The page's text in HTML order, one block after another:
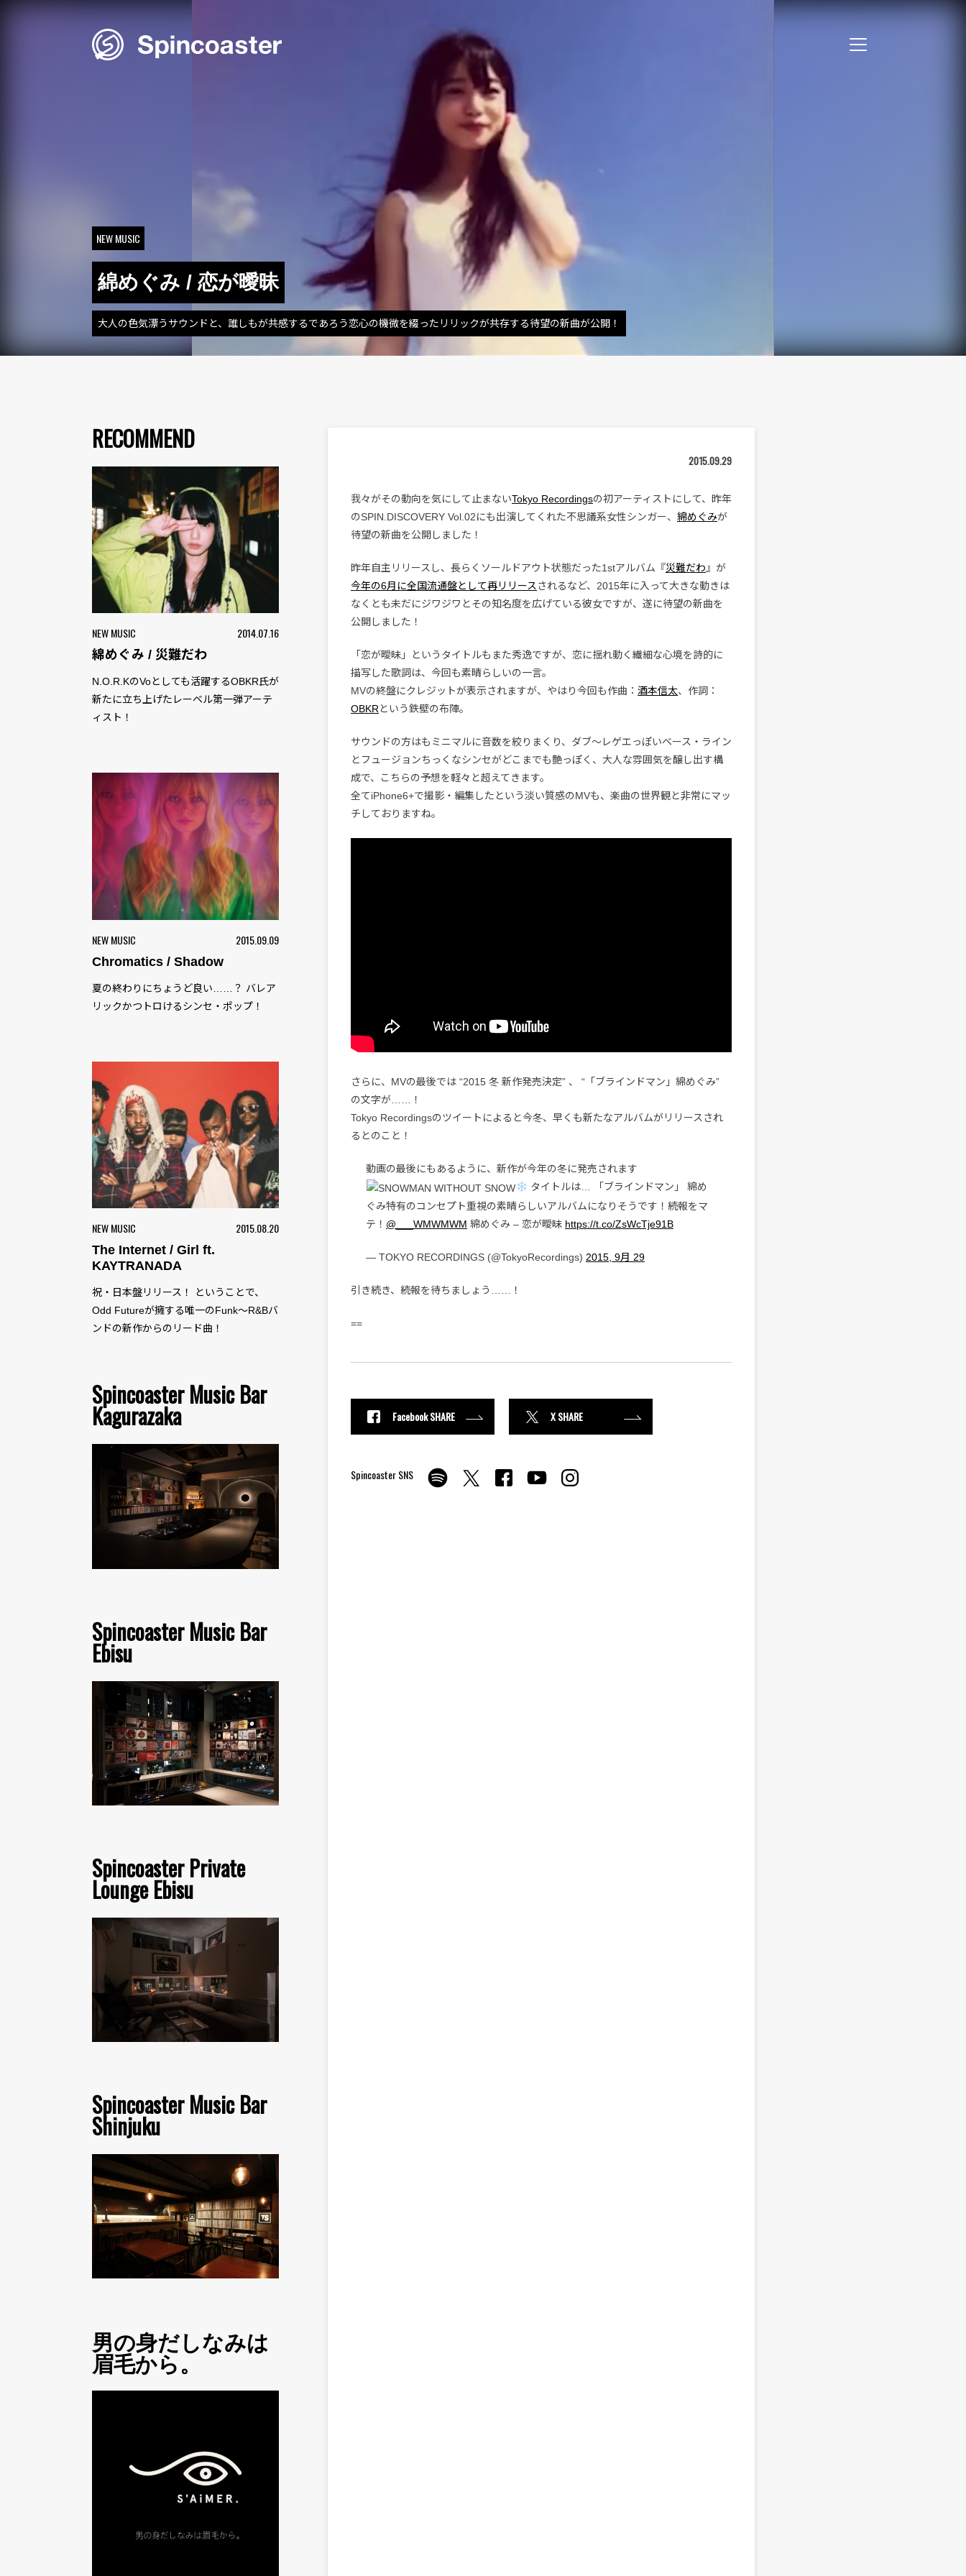
NEW MUSIC
綿めぐみ / 恋が曖昧
大人の色気漂うサウンドと、誰しもが共感するであろう恋心の機微を綴ったリリックが共存する待望の新曲が公開！
RECOMMEND
NEW MUSIC 2014.07.16
綿めぐみ / 災難だわ
N.O.R.KのVoとしても活躍するOBKR氏が
新たに立ち上げたレーベル第一弾アーテ
ィスト！
NEW MUSIC 2015.09.09
Chromatics / Shadow
夏の終わりにちょうど良い……？ バレア
リックかつトロけるシンセ・ポップ！
NEW MUSIC 2015.08.20
The Internet / Girl ft.
KAYTRANADA
祝・日本盤リリース！ ということで、
Odd Futureが擁する唯一のFunk〜R&Bバ
ンドの新作からのリード曲！
Spincoaster Music Bar
Kagurazaka
Spincoaster Music Bar
Ebisu
Spincoaster Private
Lounge Ebisu
Spincoaster Music Bar
Shinjuku
男の身だしなみは
眉毛から。
2015.09.29
我々がその動向を気にして止まないTokyo Recordingsの初アーティストにして、昨年
のSPIN.DISCOVERY Vol.02にも出演してくれた不思議系女性シンガー、 綿めぐみが
待望の新曲を公開しました！
昨年自主リリースし、長らくソールドアウト状態だった1stアルバム『災難だわ 』が
今年の6月に全国流通盤として再リリース されるなど、2015年に入って大きな動きは
なくとも未だにジワジワとその知名度を広げている彼女ですが、遂に待望の新曲を
公開しました！
「恋が曖昧」というタイトルもまた秀逸ですが、恋に揺れ動く繊細な心境を詩的に
描写した歌詞は、今回も素晴らしいの一言。
MVの終盤にクレジットが表示されますが、やはり今回も作曲： 酒本信太、作詞：
OBKR という鉄壁の布陣。
サウンドの方はもミニマルに音数を絞りまくり、ダブ～レゲエっぽいベース・ライン
とフュージョンちっくなシンセがどこまでも艶っぽく、大人な雰囲気を醸し出す構
成で、こちらの予想を軽々と超えてきます。
全てiPhone6+で撮影・編集したという淡い質感のMVも、楽曲の世界観と非常にマッ
チしておりますね。
さらに、MVの最後では “2015 冬 新作発売決定” 、 “「ブラインドマン」綿めぐみ”
の文字が……！
Tokyo Recordingsのツイートによると今冬、早くも新たなアルバムがリリースされ
るとのこと！
動画の最後にもあるように、新作が今年の冬に発売されます
タイトルは… 「ブラインドマン」 綿め
ぐみ特有のコンセプト重視の素晴らしいアルバムになりそうです！続報をマ
テ！ @___WMWMWM 綿めぐみ – 恋が曖昧 https://t.co/ZsWcTje91B
— TOKYO RECORDINGS (@TokyoRecordings) 2015, 9月 29
引き続き、続報を待ちましょう……！
==
Facebook SHARE X SHARE
Spincoaster SNS